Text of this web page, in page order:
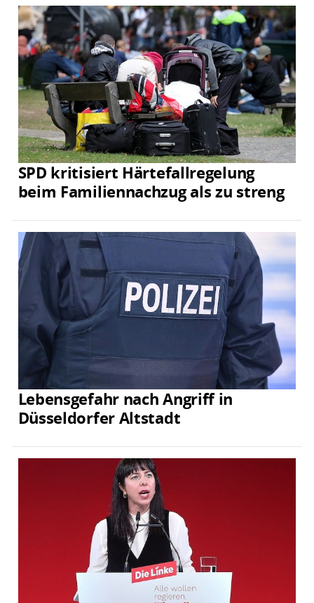
SPD kritisiert Härtefallregelung
beim Familiennachzug als zu streng
Lebensgefahr nach Angriff in
Düsseldorfer Altstadt